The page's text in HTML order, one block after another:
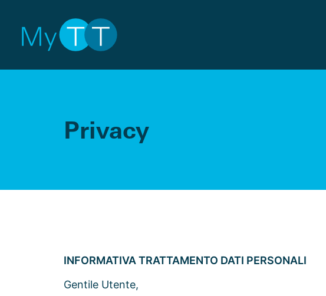
Privacy
INFORMATIVA TRATTAMENTO DATI PERSONALI
Gentile Utente,